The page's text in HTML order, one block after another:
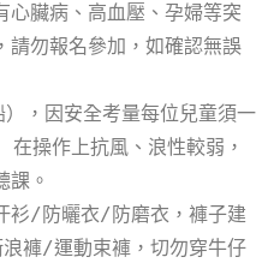
心臟病、高血壓、孕婦等突
請勿報名參加，如確認無誤
，因安全考量每位兒童須一
操作上抗風、浪性較弱，
課。
衫/防曬衣/防磨衣，褲子建
褲/運動束褲，切勿穿牛仔